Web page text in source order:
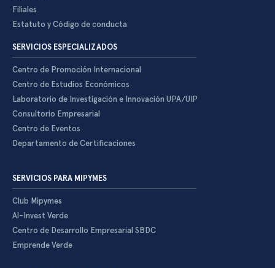
Filiales
Estatuto y Código de conducta
SERVICIOS ESPECIALIZADOS
Centro de Promoción Internacional
Centro de Estudios Económicos
Laboratorio de Investigación e Innovación UPA/UIP
Consultorio Empresarial
Centro de Eventos
Departamento de Certificaciones
SERVICIOS PARA MIPYMES
Club Mipymes
Al-Invest Verde
Centro de Desarrollo Empresarial SBDC
Emprende Verde